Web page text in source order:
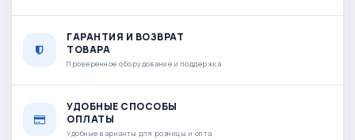
ГАРАНТИЯ И ВОЗВРАТ
ТОВАРА
Проверенное оборудование и поддержка
УДОБНЫЕ СПОСОБЫ
ОПЛАТЫ
Удобные варианты для розницы и опта